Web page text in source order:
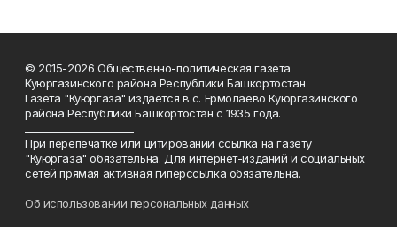
© 2015-2026 Общественно-политическая газета
Куюргазинского района Республики Башкортостан
Газета "Куюргаза" издается в с. Ермолаево Куюргазинского
района Республики Башкортостан с 1935 года.
При перепечатке или цитировании ссылка на газету
"Куюргаза" обязательна. Для интернет-изданий и социальных
сетей прямая активная гиперссылка обязательна.
Об использовании персональных данных